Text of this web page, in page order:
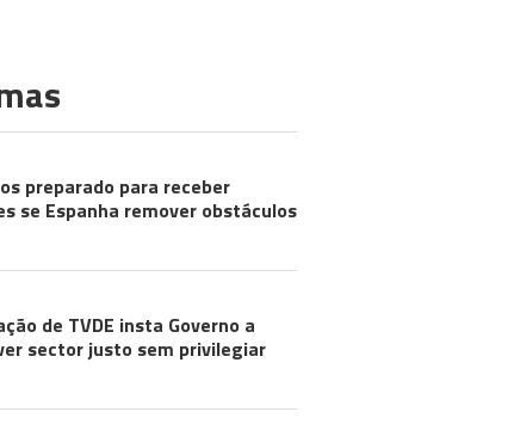
preparado para receber
se Espanha remover obstáculos
de TVDE insta Governo a
sector justo sem privilegiar